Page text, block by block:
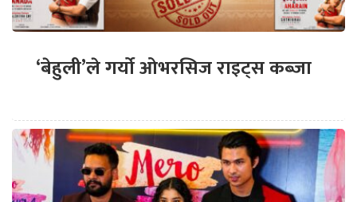
‘बेहुली’ले गर्यो ओभरसिज राइट्स कब्जा